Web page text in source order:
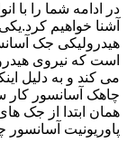
در ادامه شما را با
آشنا خواهیم
هیدرولیکی جک
است که نیروی
می کند و به دلیل
چاهک آسانسور کار
همان ابتدا از جک
پاوریونیت